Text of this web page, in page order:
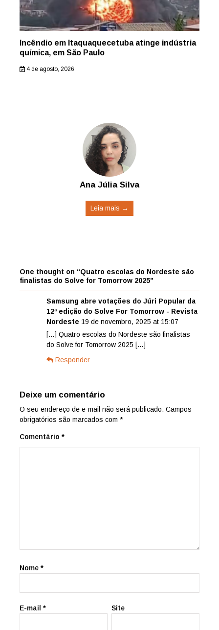
Incêndio em Itaquaquecetuba atinge indústria
química, em São Paulo
4 de agosto, 2026
Ana Júlia Silva
Leia mais →
One thought on “Quatro escolas do Nordeste são
finalistas do Solve for Tomorrow 2025”
Samsung abre votações do Júri Popular da
12ª edição do Solve For Tomorrow - Revista
Nordeste 19 de novembro, 2025 at 15:07
[…] Quatro escolas do Nordeste são finalistas
do Solve for Tomorrow 2025 […]
Responder
Deixe um comentário
O seu endereço de e-mail não será publicado. Campos
obrigatórios são marcados com *
Comentário *
Nome *
E-mail * Site